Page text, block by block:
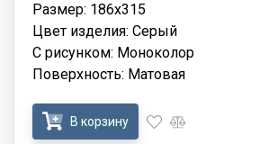
Размер: 186x315
Цвет изделия: Серый
С рисунком: Моноколор
Поверхность: Матовая
В корзину